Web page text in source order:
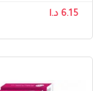
Dry Skin 20
6.15 د.ا